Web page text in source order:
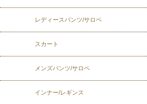
レディースパンツ/サロペ
スカート
メンズパンツ/サロペ
インナー/レギンス